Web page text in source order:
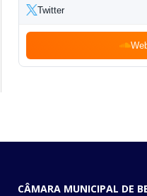
Twitter
CÂMARA MUNICIPAL DE